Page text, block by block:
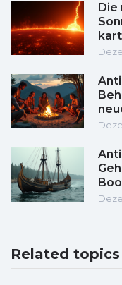
Related topics